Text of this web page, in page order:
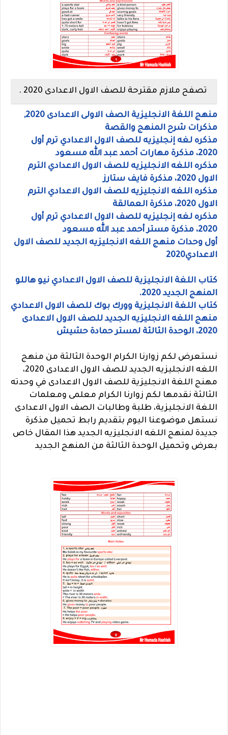
تصفح ملازم مقترحة للصف الاول الاعدادى 2020 .
منهج اللغة الانجليزية الصف الاولى الاعدادى 2020,
مذكرات شرح المنهج والقصة
مذكره لغه إنجليزيه للصف الاول الاعدادي ترم أول
2020، مذكرة مهارات أحمد عبد الله مسعود
مذكره اللغه الانجليزيه للصف الاول الاعدادي الترم
الاول 2020، مذكرة فايف ستارز
مذكره اللغه الانجليزيه للصف الاول الاعدادي الترم
الاول 2020، مذكرة العمالقة
مذكره لغه إنجليزيه للصف الاول الاعدادي ترم أول
2020، مذكرة مستر أحمد عبد الله مسعود
أول وحدات منهج اللغه الانجليزيه الجديد للصف الاول
الاعدادي2020
كتاب اللغة الانجليزية للصف الاول الاعدادي نيو هاللو
المنهج الجديد 2020.
كتاب اللغة الانجليزية وورك بوك للصف الاول الاعدادي
منهج اللغه الانجليزيه الجديد للصف الاول الاعدادى
2020، الوحدة الثالثة لمستر حمادة حشيش
نستعرض لكم زوارنا الكرام الوحدة الثالثة من منهج
اللغه الانجليزيه الجديد للصف الاول الاعدادى 2020،
مهنج اللغة الانجليزية للصف الاول الاعدادى في وحدته
الثالثة نقدمها لكم زوارنا الكرام معلمى ومعلمات
اللغة الانجليزية، طلبة وطالبات الصف الاول الاعدادى
نستهل موضوعنا اليوم بتقديم رابط تحميل مذكرة
جديدة لمنهج اللغه الانجليزيه الجديد هذا المقال خاص
بعرض وتحميل الوحدة الثالثة من المنهج الجديد